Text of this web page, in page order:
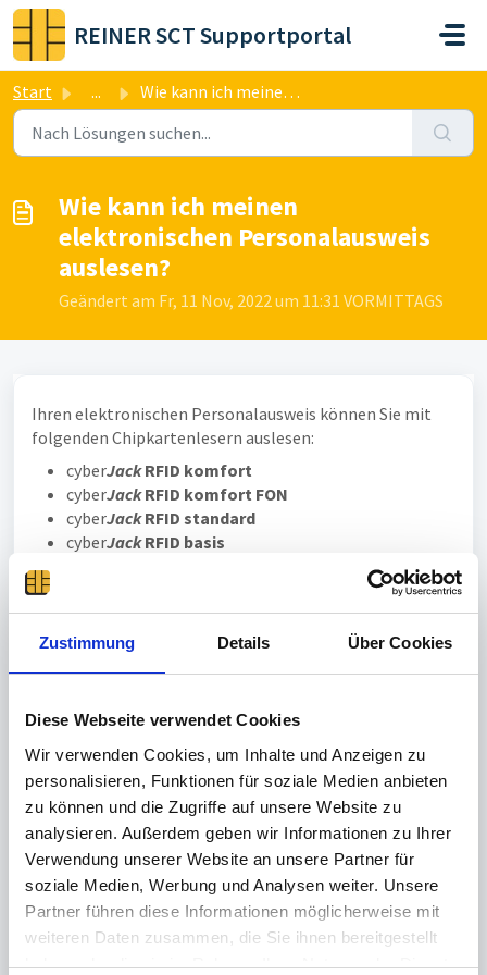
Zustimmung Details Über Cookies
Diese Webseite verwendet Cookies
Wir verwenden Cookies, um Inhalte und Anzeigen zu
personalisieren, Funktionen für soziale Medien anbieten
zu können und die Zugriffe auf unsere Website zu
analysieren. Außerdem geben wir Informationen zu Ihrer
Verwendung unserer Website an unsere Partner für
soziale Medien, Werbung und Analysen weiter. Unsere
Partner führen diese Informationen möglicherweise mit
weiteren Daten zusammen, die Sie ihnen bereitgestellt
haben oder die sie im Rahmen Ihrer Nutzung der Dienste
Zum hauptsächlichen Inhalt gehen
REINER SCT Supportportal
Start ... Wie kann ich meinen elektronischen Personalausweis auslesen?
Wie kann ich meinen
elektronischen Personalausweis
auslesen?
Geändert am Fr, 11 Nov, 2022 um 11:31 VORMITTAGS
Ihren elektronischen Personalausweis können Sie mit
folgenden Chipkartenlesern auslesen:
cyberJackRFID komfort
cyberJack RFID komfort FON
cyberJackRFID standard
cyberJackRFID basis
Für das Auslesen des elektronischen Personalausweis
wirdzwingendeine zusätzliche Software benötigt. Die
AusweisApp2 können Sie über folgenden Link
Ausführliche Anleitungen und Hilfestellungen für die
dem Reiter "Hilfe und Support".
Wichtig:
Bitte achten darauf, dass das RFID-Feld Ihres
cyberJack RFID komfort oder des cyberJack RFID
standard eingeschaltet ist. Weitere
Informationen finden Sie hier: Wie kann ich das